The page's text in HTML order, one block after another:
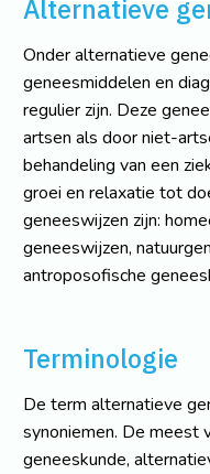
Alternatieve
Onder alternatieve
geneesmiddelen en
regulier zijn. Deze
artsen als door niet-
behandeling van een
groei en relaxatie tot
geneeswijzen zijn:
geneeswijzen,
antroposofische
Terminologie
De term alternatieve
synoniemen. De meest
geneeskunde,